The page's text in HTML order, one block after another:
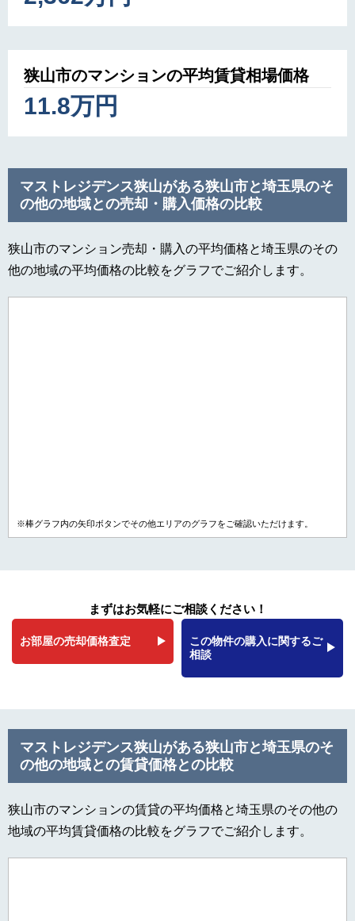
狭山市のマンションの平均賃貸相場価格
11.8万円
マストレジデンス狭山がある狭山市と埼玉県のそ
の他の地域との売却・購入価格の比較
狭山市のマンション売却・購入の平均価格と埼玉県のその
他の地域の平均価格の比較をグラフでご紹介します。
※棒グラフ内の矢印ボタンでその他エリアのグラフをご確認いただけます。
まずはお気軽にご相談ください！
お部屋の売却価格査定
この物件の購入に関するご
相談
マストレジデンス狭山がある狭山市と埼玉県のそ
の他の地域との賃貸価格との比較
狭山市のマンションの賃貸の平均価格と埼玉県のその他の
地域の平均賃貸価格の比較をグラフでご紹介します。